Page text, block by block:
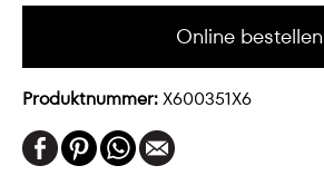
Online bestellen
Produktnummer:X600351X6